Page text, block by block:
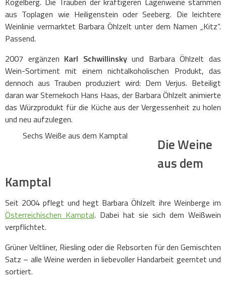
aus Toplagen wie Heiligenstein oder Seeberg. Die leichtere
Weinlinie vermarktet Barbara Öhlzelt unter dem Namen „Kitz“.
Passend.
2007 ergänzen Karl Schwillinskyund Barbara Öhlzelt das
Wein-Sortiment mit einem nichtalkoholischen Produkt, das
dennoch aus Trauben produziert wird: Dem Verjus. Beteiligt
daran war Sternekoch Hans Haas, der Barbara Öhlzelt animierte
das Würzprodukt für die Küche aus der Vergessenheit zu holen
und neu aufzulegen.
Sechs Weiße aus dem Kamptal
Die Weine
aus dem
Kamptal
Seit 2004 pflegt und hegt Barbara Öhlzelt ihre Weinberge im
Österreichischen Kamptal. Dabei hat sie sich dem Weißwein
verpflichtet.
Grüner Veltliner, Riesling oder die Rebsorten für den Gemischten
Satz – alle Weine werden in liebevoller Handarbeit geerntet und
sortiert.